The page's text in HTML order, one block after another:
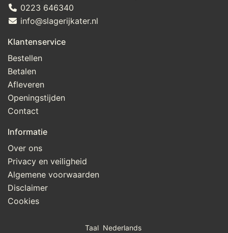
0223 646340
info@slagerijkater.nl
Klantenservice
Bestellen
Betalen
Afleveren
Openingstijden
Contact
Informatie
Over ons
Privacy en veiligheid
Algemene voorwaarden
Disclaimer
Cookies
Taal